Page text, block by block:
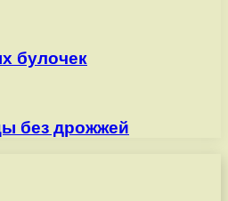
булочек
без дрожжей